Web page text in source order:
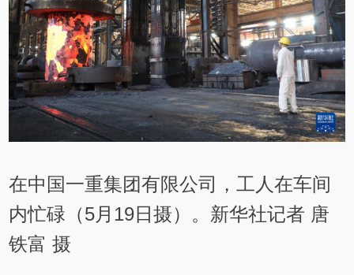
在中国一重集团有限公司，工人在车间
内忙碌（5月19日摄）。新华社记者 唐
铁富 摄